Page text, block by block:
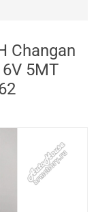
Changan
5MT